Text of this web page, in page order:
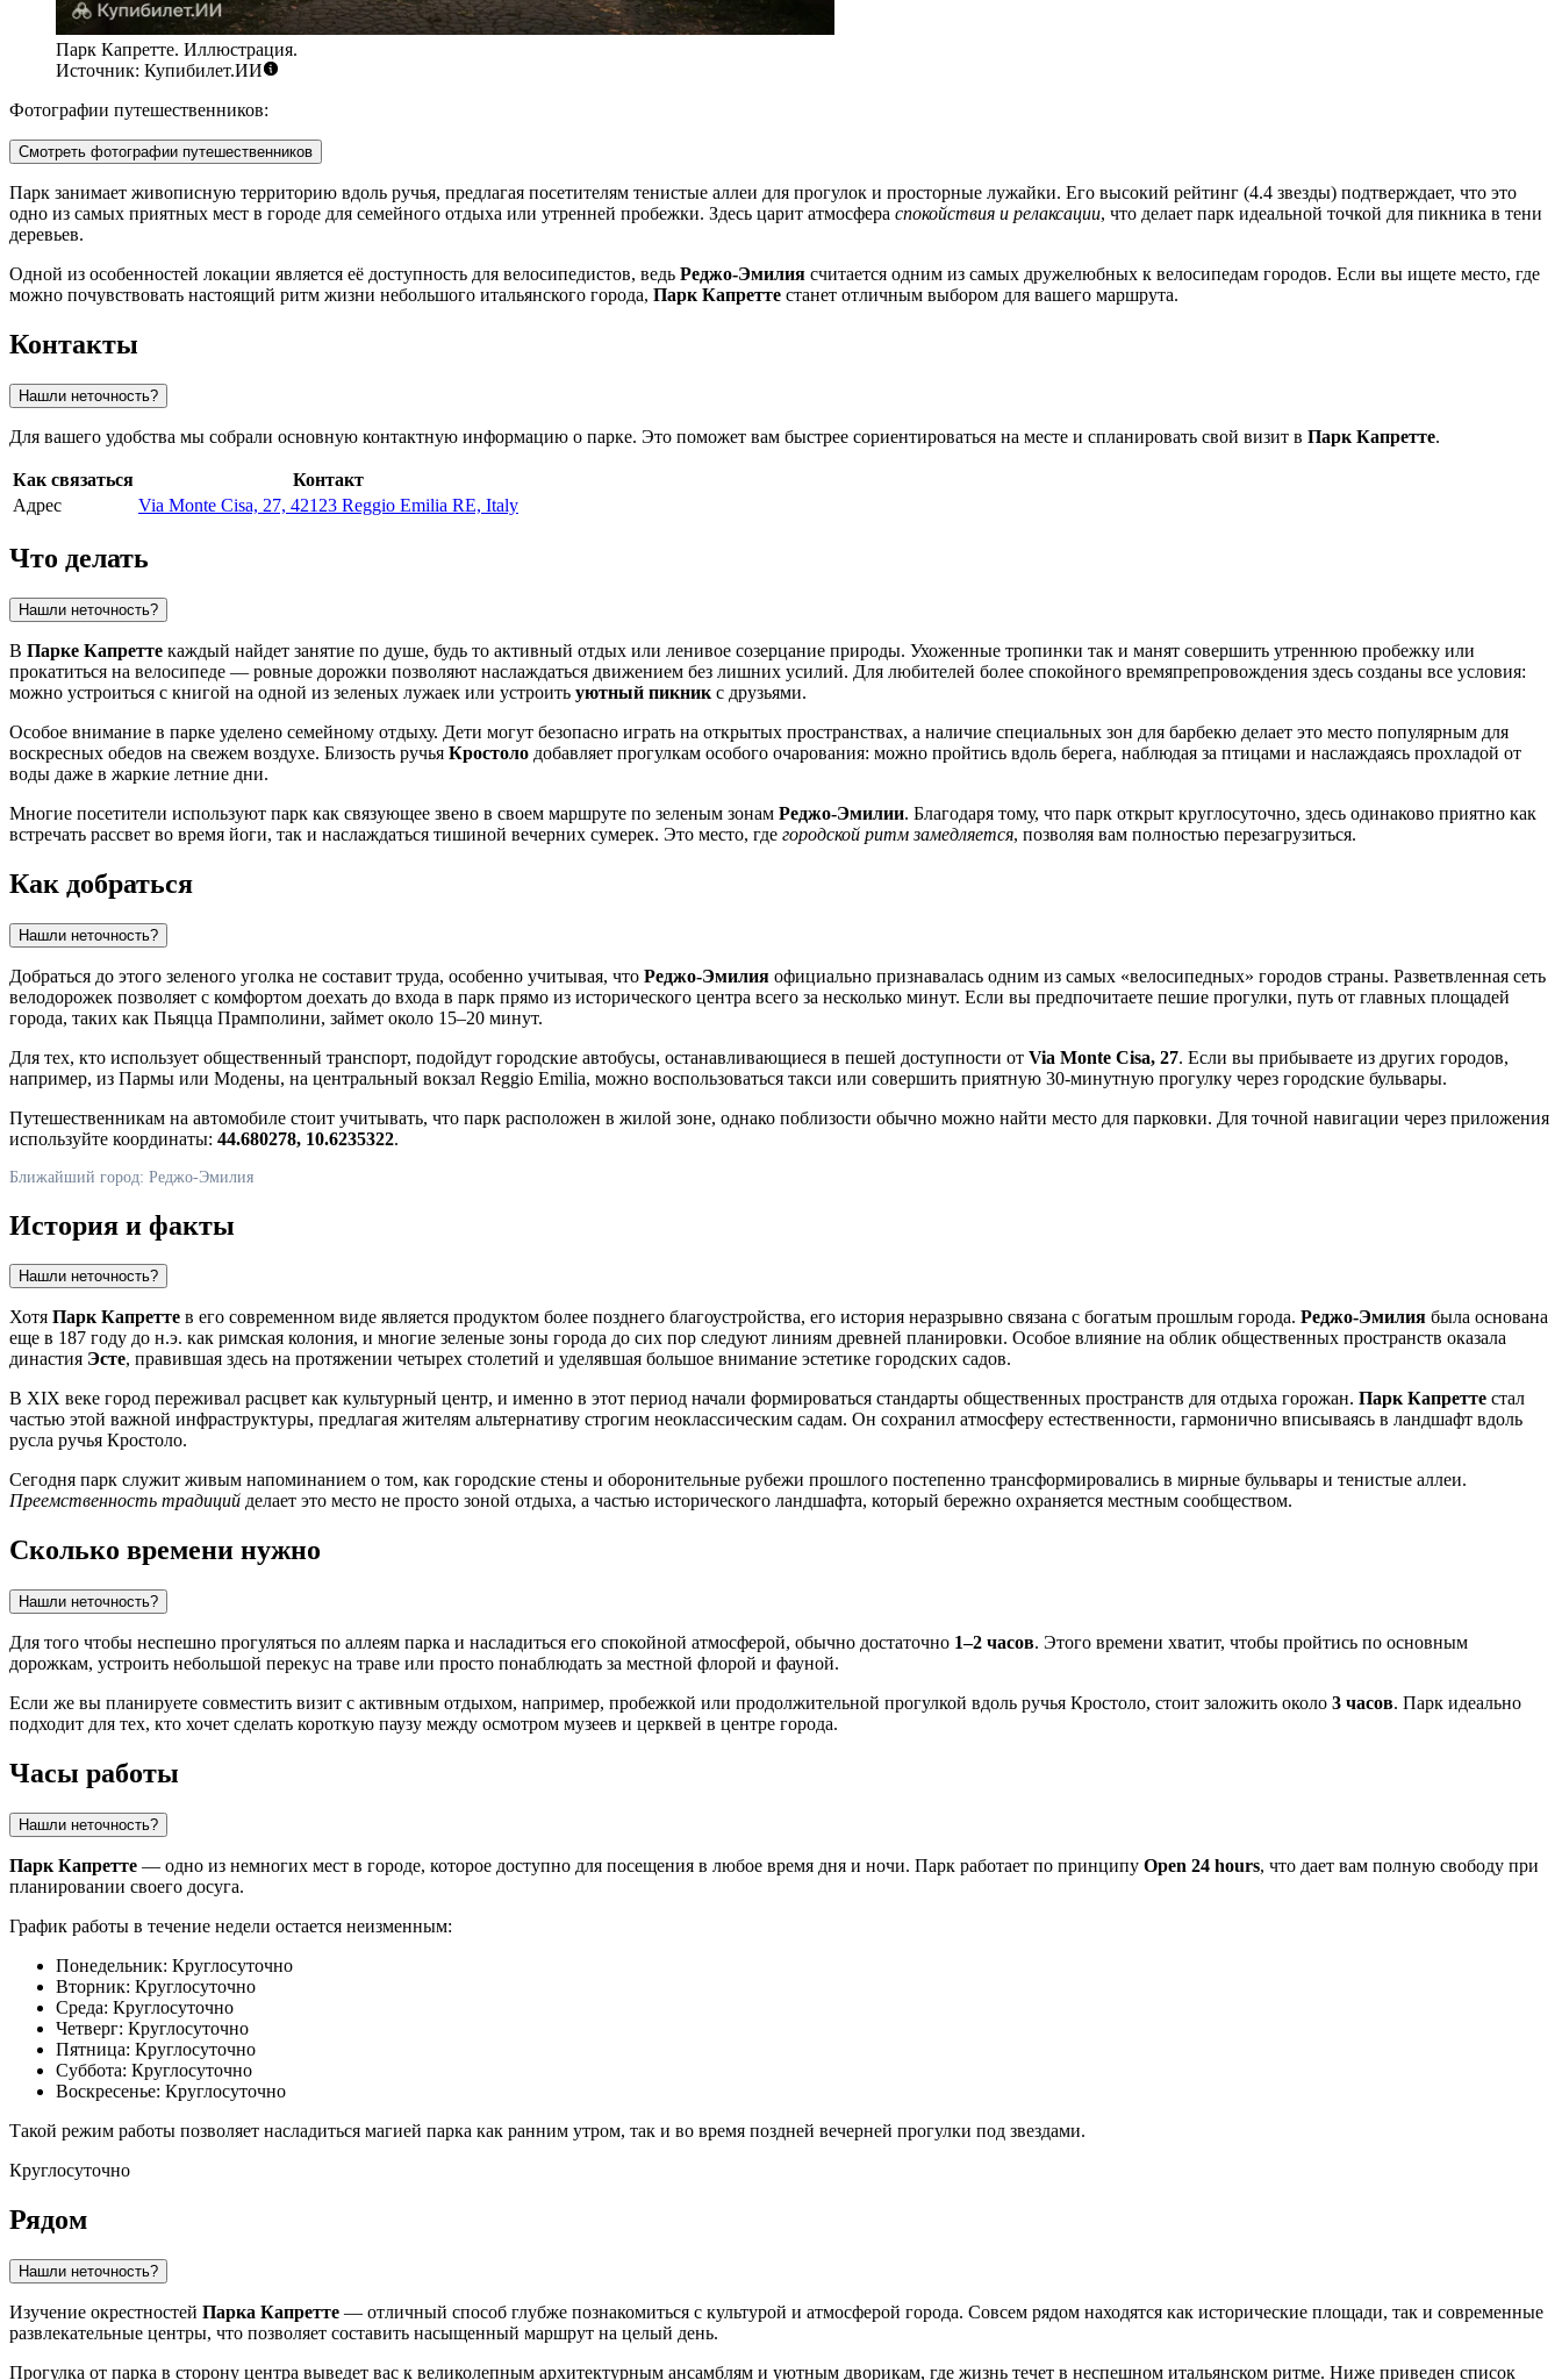
Парк Капретте. Иллюстрация.
Источник: Купибилет.ИИ
Фотографии путешественников:
Смотреть фотографии путешественников
Парк занимает живописную территорию вдоль ручья, предлагая посетителям тенистые аллеи для прогулок и просторные лужайки. Его высокий рейтинг (4.4 звезды) подтверждает, что это
одно из самых приятных мест в городе для семейного отдыха или утренней пробежки. Здесь царит атмосфера спокойствия и релаксации, что делает парк идеальной точкой для пикника в тени
деревьев.
Одной из особенностей локации является её доступность для велосипедистов, ведь Реджо-Эмилия считается одним из самых дружелюбных к велосипедам городов. Если вы ищете место, где
можно почувствовать настоящий ритм жизни небольшого итальянского города, Парк Капретте станет отличным выбором для вашего маршрута.
Контакты
Нашли неточность?
Для вашего удобства мы собрали основную контактную информацию о парке. Это поможет вам быстрее сориентироваться на месте и спланировать свой визит в Парк Капретте.
Как связаться
Контакт
Адрес
Via Monte Cisa, 27, 42123 Reggio Emilia RE, Italy
Что делать
Нашли неточность?
В Парке Капретте каждый найдет занятие по душе, будь то активный отдых или ленивое созерцание природы. Ухоженные тропинки так и манят совершить утреннюю пробежку или
прокатиться на велосипеде — ровные дорожки позволяют наслаждаться движением без лишних усилий. Для любителей более спокойного времяпрепровождения здесь созданы все условия:
можно устроиться с книгой на одной из зеленых лужаек или устроить уютный пикник с друзьями.
Особое внимание в парке уделено семейному отдыху. Дети могут безопасно играть на открытых пространствах, а наличие специальных зон для барбекю делает это место популярным для
воскресных обедов на свежем воздухе. Близость ручья Кростоло добавляет прогулкам особого очарования: можно пройтись вдоль берега, наблюдая за птицами и наслаждаясь прохладой от
воды даже в жаркие летние дни.
Многие посетители используют парк как связующее звено в своем маршруте по зеленым зонам Реджо-Эмилии. Благодаря тому, что парк открыт круглосуточно, здесь одинаково приятно как
встречать рассвет во время йоги, так и наслаждаться тишиной вечерних сумерек. Это место, где городской ритм замедляется, позволяя вам полностью перезагрузиться.
Как добраться
Нашли неточность?
Добраться до этого зеленого уголка не составит труда, особенно учитывая, что Реджо-Эмилия официально признавалась одним из самых «велосипедных» городов страны. Разветвленная сеть
велодорожек позволяет с комфортом доехать до входа в парк прямо из исторического центра всего за несколько минут. Если вы предпочитаете пешие прогулки, путь от главных площадей
города, таких как Пьяцца Прамполини, займет около 15–20 минут.
Для тех, кто использует общественный транспорт, подойдут городские автобусы, останавливающиеся в пешей доступности от Via Monte Cisa, 27. Если вы прибываете из других городов,
например, из Пармы или Модены, на центральный вокзал Reggio Emilia, можно воспользоваться такси или совершить приятную 30-минутную прогулку через городские бульвары.
Путешественникам на автомобиле стоит учитывать, что парк расположен в жилой зоне, однако поблизости обычно можно найти место для парковки. Для точной навигации через приложения
используйте координаты: 44.680278, 10.6235322.
Ближайший город: Реджо-Эмилия
История и факты
Нашли неточность?
Хотя Парк Капретте в его современном виде является продуктом более позднего благоустройства, его история неразрывно связана с богатым прошлым города. Реджо-Эмилия была основана
еще в 187 году до н.э. как римская колония, и многие зеленые зоны города до сих пор следуют линиям древней планировки. Особое влияние на облик общественных пространств оказала
династия Эсте, правившая здесь на протяжении четырех столетий и уделявшая большое внимание эстетике городских садов.
В XIX веке город переживал расцвет как культурный центр, и именно в этот период начали формироваться стандарты общественных пространств для отдыха горожан. Парк Капретте стал
частью этой важной инфраструктуры, предлагая жителям альтернативу строгим неоклассическим садам. Он сохранил атмосферу естественности, гармонично вписываясь в ландшафт вдоль
русла ручья Кростоло.
Сегодня парк служит живым напоминанием о том, как городские стены и оборонительные рубежи прошлого постепенно трансформировались в мирные бульвары и тенистые аллеи.
Преемственность традиций делает это место не просто зоной отдыха, а частью исторического ландшафта, который бережно охраняется местным сообществом.
Сколько времени нужно
Нашли неточность?
Для того чтобы неспешно прогуляться по аллеям парка и насладиться его спокойной атмосферой, обычно достаточно 1–2 часов. Этого времени хватит, чтобы пройтись по основным
дорожкам, устроить небольшой перекус на траве или просто понаблюдать за местной флорой и фауной.
Если же вы планируете совместить визит с активным отдыхом, например, пробежкой или продолжительной прогулкой вдоль ручья Кростоло, стоит заложить около 3 часов. Парк идеально
подходит для тех, кто хочет сделать короткую паузу между осмотром музеев и церквей в центре города.
Часы работы
Нашли неточность?
Парк Капретте — одно из немногих мест в городе, которое доступно для посещения в любое время дня и ночи. Парк работает по принципу Open 24 hours, что дает вам полную свободу при
планировании своего досуга.
График работы в течение недели остается неизменным:
Понедельник: Круглосуточно
Вторник: Круглосуточно
Среда: Круглосуточно
Четверг: Круглосуточно
Пятница: Круглосуточно
Суббота: Круглосуточно
Воскресенье: Круглосуточно
Такой режим работы позволяет насладиться магией парка как ранним утром, так и во время поздней вечерней прогулки под звездами.
Круглосуточно
Рядом
Нашли неточность?
Изучение окрестностей Парка Капретте — отличный способ глубже познакомиться с культурой и атмосферой города. Совсем рядом находятся как исторические площади, так и современные
развлекательные центры, что позволяет составить насыщенный маршрут на целый день.
Прогулка от парка в сторону центра выведет вас к великолепным архитектурным ансамблям и уютным дворикам, где жизнь течет в неспешном итальянском ритме. Ниже приведен список